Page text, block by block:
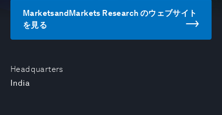
Headquarters
India
MarketsandMarkets Research のウェブサイト
を見る